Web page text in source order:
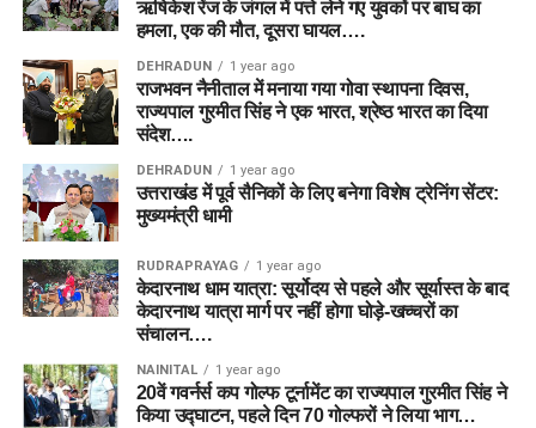
ऋषिकेश रेंज के जंगल में पत्ते लेने गए युवकों पर बाघ का
हमला, एक की मौत, दूसरा घायल….
DEHRADUN 1 year ago
राजभवन नैनीताल में मनाया गया गोवा स्थापना दिवस,
राज्यपाल गुरमीत सिंह ने एक भारत, श्रेष्ठ भारत का दिया
संदेश….
DEHRADUN 1 year ago
उत्तराखंड में पूर्व सैनिकों के लिए बनेगा विशेष ट्रेनिंग सेंटर:
मुख्यमंत्री धामी
RUDRAPRAYAG 1 year ago
केदारनाथ धाम यात्रा: सूर्योदय से पहले और सूर्यास्त के बाद
केदारनाथ यात्रा मार्ग पर नहीं होगा घोड़े-खच्चरों का
संचालन….
NAINITAL 1 year ago
20वें गवर्नर्स कप गोल्फ टूर्नामेंट का राज्यपाल गुरमीत सिंह ने
किया उद्घाटन, पहले दिन 70 गोल्फरों ने लिया भाग…